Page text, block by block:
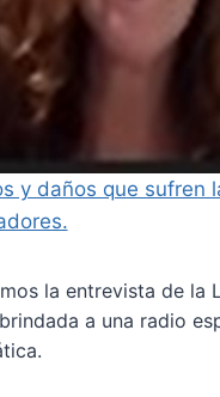
y daños que sufren
la entrevista de la
a una radio